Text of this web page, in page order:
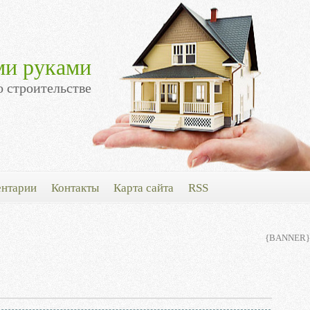
руками
строительстве
Контакты Карта сайта RSS
{BANNER}